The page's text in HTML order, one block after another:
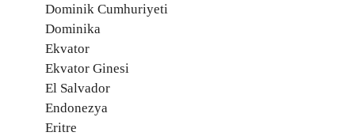
Dominik Cumhuriyeti
Dominika
Ekvator
Ekvator Ginesi
El Salvador
Endonezya
Eritre